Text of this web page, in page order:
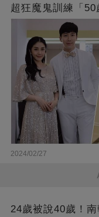
超狂魔鬼訓練「
❤
2024/02/27
24歲被說40歲！